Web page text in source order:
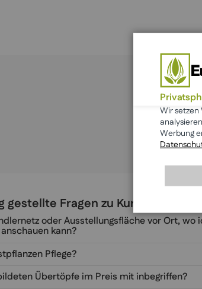
gestellte Fragen zu Kunstpflanzen
oder Ausstellungsfläche vor Ort, wo
kann?
Pflege?
Übertöpfe im Preis mit inbegriffen?
Wir setzen
Werbung